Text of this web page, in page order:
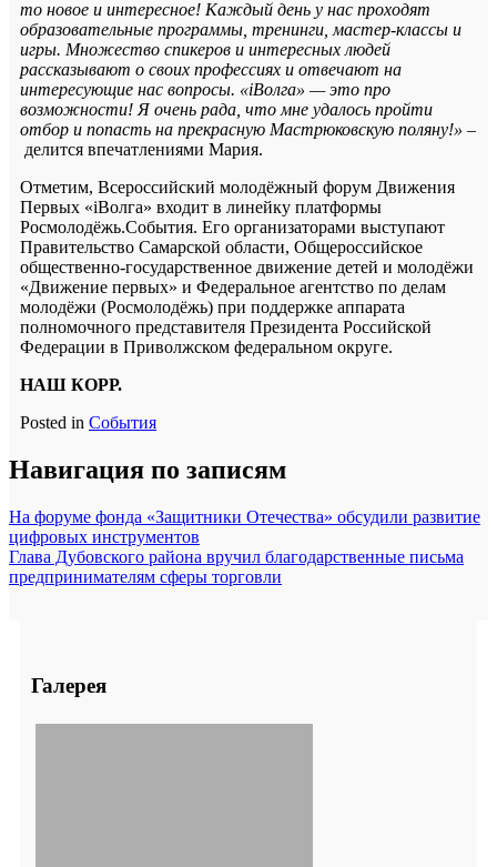
то новое и интересное! Каждый день у нас проходят
образовательные программы, тренинги, мастер-классы и
игры. Множество спикеров и интересных людей
рассказывают о своих профессиях и отвечают на
интересующие нас вопросы. «iВолга» — это про
возможности! Я очень рада, что мне удалось пройти
отбор и попасть на прекрасную Мастрюковскую поляну!» –
делится впечатлениями Мария.
Отметим, Всероссийский молодёжный форум Движения
Первых «iВолга» входит в линейку платформы
Росмолодёжь.События. Его организаторами выступают
Правительство Самарской области, Общероссийское
общественно-государственное движение детей и молодёжи
«Движение первых» и Федеральное агентство по делам
молодёжи (Росмолодёжь) при поддержке аппарата
полномочного представителя Президента Российской
Федерации в Приволжском федеральном округе.
НАШ КОРР.
Posted in События
Навигация по записям
На форуме фонда «Защитники Отечества» обсудили развитие
цифровых инструментов
Глава Дубовского района вручил благодарственные письма
предпринимателям сферы торговли
Галерея